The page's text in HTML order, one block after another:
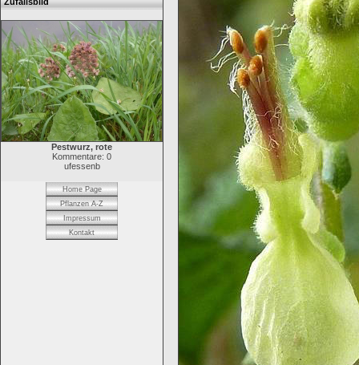
Pestwurz, rote
Kommentare: 0
ufessenb
Home Page
Pflanzen A-Z
Impressum
Kontakt